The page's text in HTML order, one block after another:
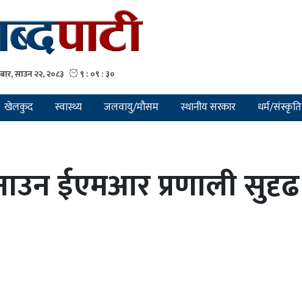
खेलकुद स्वास्थ्य जलवायु/मौसम स्थानीय सरकार धर्म/संस्कृति
ईएमआर प्रणाली सुदृढ